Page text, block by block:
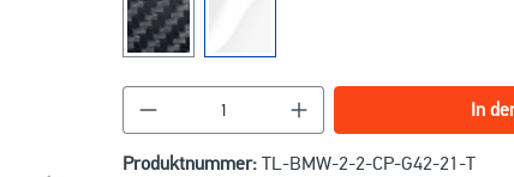
Produkt Anzahl: Gib den In
Produktnummer: TL-BMW-2-2-CP-G42-21-T